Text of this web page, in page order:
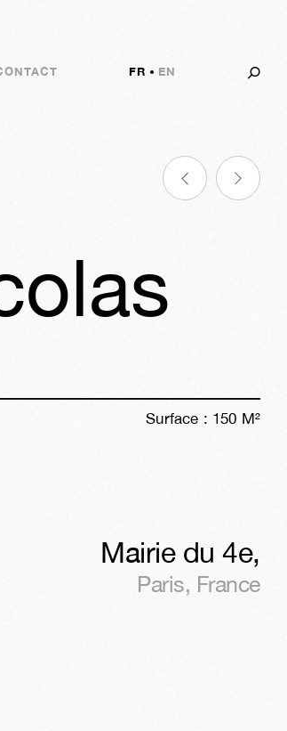
FR EN
Surface : 150 M²
Mairie du 4e,
Paris, France